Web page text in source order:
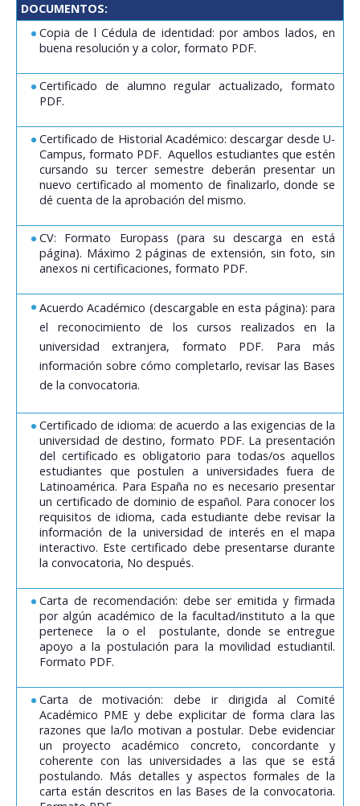
DOCUMENTOS:
Copia de l Cédula de identidad: por ambos lados, en
buena resolución y a color, formato PDF.
Certificado de alumno regular actualizado, formato
PDF.
Certificado de Historial Académico: descargar desde U-
Campus, formato PDF. Aquellos estudiantes que estén
cursando su tercer semestre deberán presentar un
nuevo certificado al momento de finalizarlo, donde se
dé cuenta de la aprobación del mismo.
CV: Formato Europass (para su descarga en está
página). Máximo 2 páginas de extensión, sin foto, sin
anexos ni certificaciones, formato PDF.
Acuerdo Académico (descargable en esta página): para
el reconocimiento de los cursos realizados en la
universidad extranjera, formato PDF. Para más
información sobre cómo completarlo, revisar las Bases
de la convocatoria.
Certificado de idioma: de acuerdo a las exigencias de la
universidad de destino, formato PDF. La presentación
del certificado es obligatorio para todas/os aquellos
estudiantes que postulen a universidades fuera de
Latinoamérica. Para España no es necesario presentar
un certificado de dominio de español. Para conocer los
requisitos de idioma, cada estudiante debe revisar la
información de la universidad de interés en el mapa
interactivo. Este certificado debe presentarse durante
la convocatoria, No después.
Carta de recomendación: debe ser emitida y firmada
por algún académico de la facultad/instituto a la que
pertenece la o el postulante, donde se entregue
apoyo a la postulación para la movilidad estudiantil.
Formato PDF.
Carta de motivación: debe ir dirigida al Comité
Académico PME y debe explicitar de forma clara las
razones que la/lo motivan a postular. Debe evidenciar
un proyecto académico concreto, concordante y
coherente con las universidades a las que se está
postulando. Más detalles y aspectos formales de la
carta están descritos en las Bases de la convocatoria.